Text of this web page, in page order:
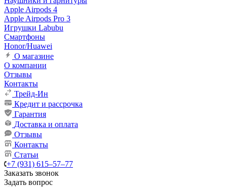
Apple Airpods 4
Apple Airpods Pro 3
Игрушки Labubu
Смартфоны
Honor/Huawei
О магазине
О компании
Отзывы
Контакты
Трейд-Ин
Кредит и рассрочка
Гарантия
Доставка и оплата
Отзывы
Контакты
Статьи
+7 (931) 615‒57‒77
Заказать звонок
Задать вопрос